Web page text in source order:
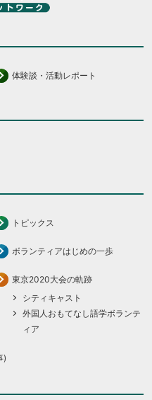
体験談・活動レポート
トピックス
ボランティアはじめの一歩
東京2020大会の軌跡
シティキャスト
外国人おもてなし語学ボランテ
ィア
)